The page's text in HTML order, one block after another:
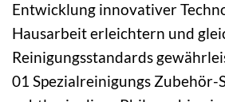
Entwicklung innovativer
Hausarbeit erleichtern und
Reinigungsstandards
01 Spezialreinigungs Zubehör-